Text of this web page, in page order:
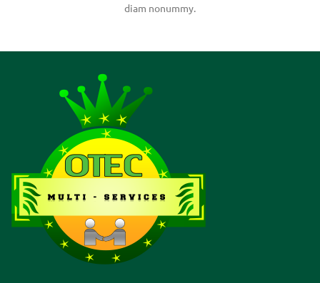
diam nonummy.